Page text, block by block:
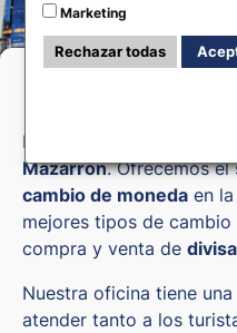
Bienvenido a
Mazarrón. Ofrecemos
cambio de moneda en
mejores tipos de
compra y venta de
Nuestra oficina tiene
atender tanto a los
Marketing
Rechazar todas